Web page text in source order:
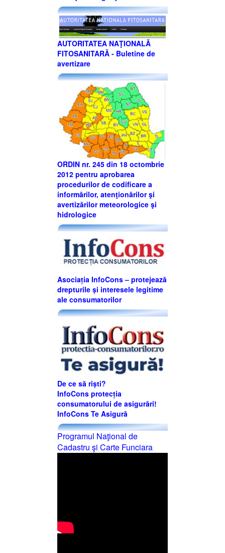
AUTORITATEA NAŢIONALĂ
FITOSANITARĂ - Buletine de
avertizare
ORDIN nr. 245 din 18 octombrie
2012 pentru aprobarea
procedurilor de codificare a
informărilor, atenţionărilor şi
avertizărilor meteorologice şi
hidrologice
Asociația InfoCons – protejează
drepturile și interesele legitime
ale consumatorilor
De ce să riști?
InfoCons protecția
consumatorului de asigurări!
InfoCons Te Asigură
Programul Naţional de
Cadastru şi Carte Funciara